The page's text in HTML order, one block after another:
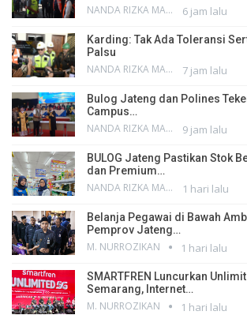
NANDA RIZKA MAHENDRA 6 jam lalu
Karding: Tak Ada Toleransi
Palsu
NANDA RIZKA MAHENDRA 7 jam lalu
Bulog Jateng dan Polines
Campus…
NANDA RIZKA MAHENDRA 9 jam lalu
BULOG Jateng Pastikan Stok
dan Premium…
NANDA RIZKA MAHENDRA 1 hari lalu
Belanja Pegawai di Bawah
Pemprov Jateng…
M. NURROZIKAN 1 hari lalu
SMARTFREN Luncurkan
Semarang, Internet…
M. NURROZIKAN 1 hari lalu